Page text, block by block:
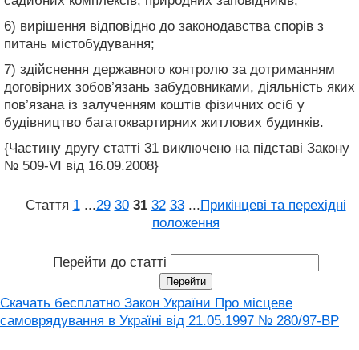
6) вирішення відповідно до законодавства спорів з
питань містобудування;
7) здійснення державного контролю за дотриманням
договірних зобов’язань забудовниками, діяльність яких
пов’язана із залученням коштів фізичних осіб у
будівництво багатоквартирних житлових будинків.
{Частину другу статті 31 виключено на підставі Закону
№ 509-VI від 16.09.2008}
Стаття 1 ...29 30 31 32 33 ...Прикінцеві та перехідні
положення
Перейти до статті
Скачать бесплатно Закон України Про місцеве
самоврядування в Україні вiд 21.05.1997 № 280/97-ВР